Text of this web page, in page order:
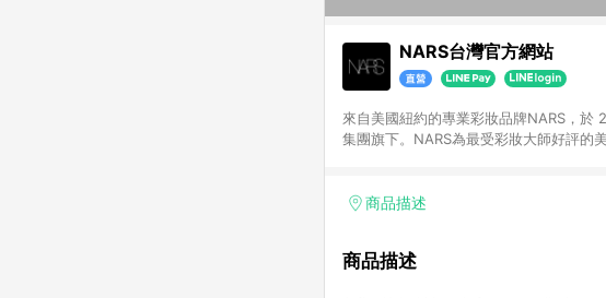
NARS台灣官方網站
來自美國紐約的專業彩妝品牌NARS，於
集團旗下。NARS為最受彩妝大師好評的
商品描述
商品描述